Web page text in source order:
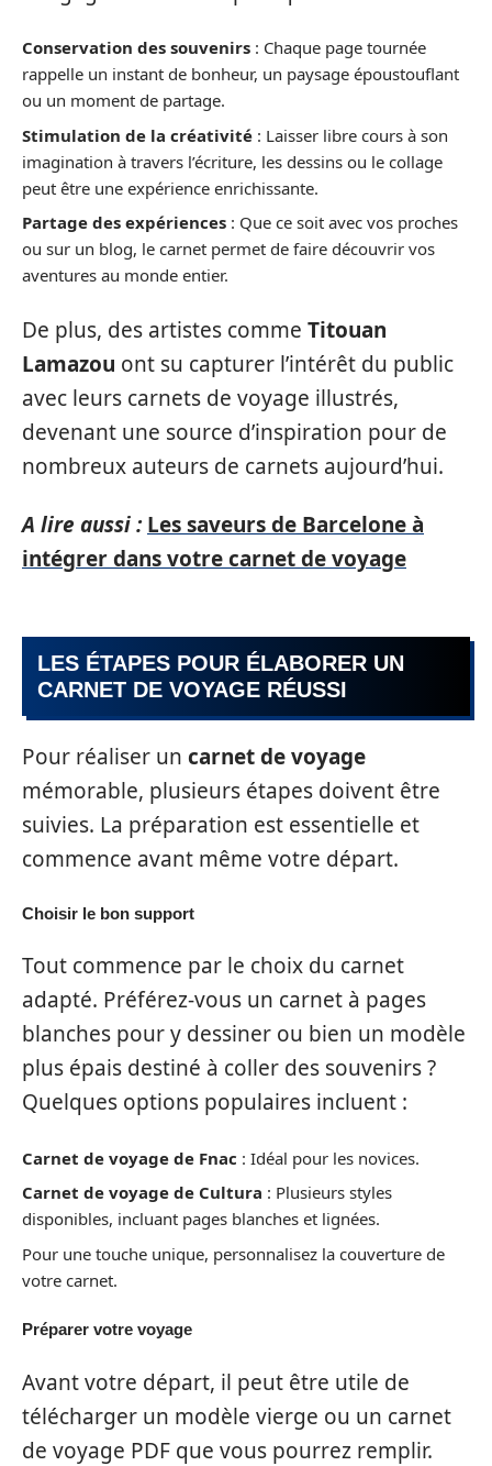
Conservation des souvenirs : Chaque page tournée
rappelle un instant de bonheur, un paysage époustouflant
ou un moment de partage.
Stimulation de la créativité : Laisser libre cours à son
imagination à travers l’écriture, les dessins ou le collage
peut être une expérience enrichissante.
Partage des expériences : Que ce soit avec vos proches
ou sur un blog, le carnet permet de faire découvrir vos
aventures au monde entier.
De plus, des artistes comme Titouan
Lamazou ont su capturer l’intérêt du public
avec leurs carnets de voyage illustrés,
devenant une source d’inspiration pour de
nombreux auteurs de carnets aujourd’hui.
A lire aussi : Les saveurs de Barcelone à
intégrer dans votre carnet de voyage
LES ÉTAPES POUR ÉLABORER UN
CARNET DE VOYAGE RÉUSSI
Pour réaliser un carnet de voyage
mémorable, plusieurs étapes doivent être
suivies. La préparation est essentielle et
commence avant même votre départ.
Choisir le bon support
Tout commence par le choix du carnet
adapté. Préférez-vous un carnet à pages
blanches pour y dessiner ou bien un modèle
plus épais destiné à coller des souvenirs ?
Quelques options populaires incluent :
Carnet de voyage de Fnac : Idéal pour les novices.
Carnet de voyage de Cultura : Plusieurs styles
disponibles, incluant pages blanches et lignées.
Pour une touche unique, personnalisez la couverture de
votre carnet.
Préparer votre voyage
Avant votre départ, il peut être utile de
télécharger un modèle vierge ou un carnet
de voyage PDF que vous pourrez remplir.